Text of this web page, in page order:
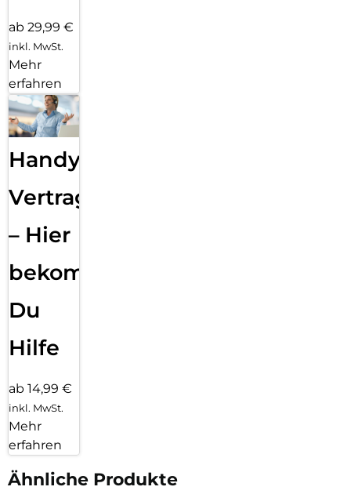
ab 29,99 €
inkl. MwSt.
Mehr
erfahren
Handy
Vertragsabwicklung
– Hier
bekommst
Du
Hilfe
ab 14,99 €
inkl. MwSt.
Mehr
erfahren
Ähnliche Produkte